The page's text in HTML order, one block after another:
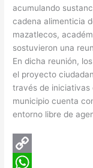
acumulando
cadena alimenticia
mazatlecos,
sostuvieron una
En dicha reunión,
el proyecto
través de iniciativas
municipio cuenta
entorno libre de
C